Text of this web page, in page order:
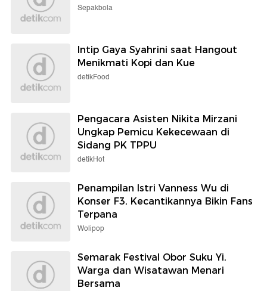
Sepakbola
Intip Gaya Syahrini saat Hangout
Menikmati Kopi dan Kue
detikFood
Pengacara Asisten Nikita Mirzani
Ungkap Pemicu Kekecewaan di
Sidang PK TPPU
detikHot
Penampilan Istri Vanness Wu di
Konser F3, Kecantikannya Bikin Fans
Terpana
Wolipop
Semarak Festival Obor Suku Yi,
Warga dan Wisatawan Menari
Bersama